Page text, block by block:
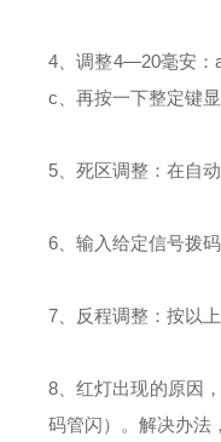
4、调整4—20毫安：
c、再按一下整定键
5、死区调整：在自
6、输入给定信号拨
7、反程调整：按以
8、红灯出现的原因
码管闪）。解决办法